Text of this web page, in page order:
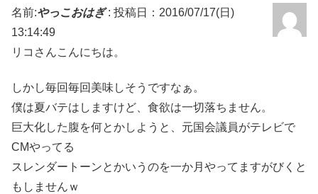
名前:やっこおはぎ: 投稿日：2016/07/17(日)
13:14:49
リコさんこんにちは。
しかし毎回毎回美味しそうですなぁ。
僕は夏バテはしますけど、食欲は一切落ちません。
巨大化した腹を何とかしようと、元国会議員がテレビで
CMやってる
スレンダートーンとかいうのを一か月やってますがびくと
もしませんｗ